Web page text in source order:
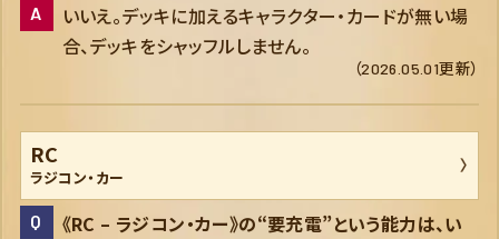
いいえ。デッキに加えるキャラクター・カードが無い場
合、デッキをシャッフルしません。
（2026.05.01更新）
RC
ラジコン・カー
《RC – ラジコン・カー》の“要充電”という能力は、い